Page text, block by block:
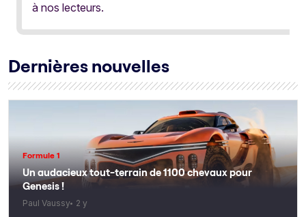
à nos lecteurs.
Dernières nouvelles
Formule 1
Un audacieux tout-terrain de 1100 chevaux pour
Genesis !
Paul Vaussy 2 y